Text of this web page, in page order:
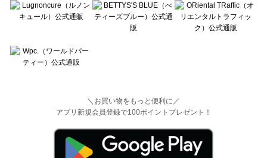
＼お買い物をもっと便利に／
アプリ新規会員登録で100ポイントプレゼント！